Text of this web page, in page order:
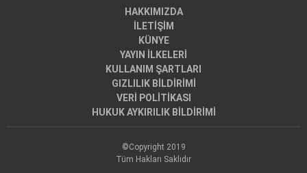
HAKKIMIZDA
İLETİŞİM
KÜNYE
YAYIN İLKELERİ
KULLANIM ŞARTLARI
GIZLILIK BİLDİRİMİ
VERİ POLİTİKASI
HUKUK AYKIRILIK BİLDİRİMİ
©Copyright 2019
Tüm Hakları Saklıdır